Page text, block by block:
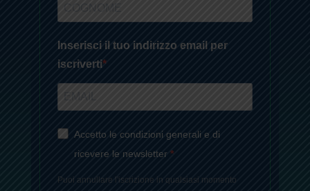
Inserisci il tuo indirizzo email per
iscriverti
Accetto le condizioni generali e di
ricevere le newsletter
Puoi annullare l'iscrizione in qualsiasi momento